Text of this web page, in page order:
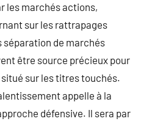
les marchés actions,
sur les rattrapages
séparation de marchés
être source précieux pour
situé sur les titres touchés.
appelle à la
défensive. Il sera par